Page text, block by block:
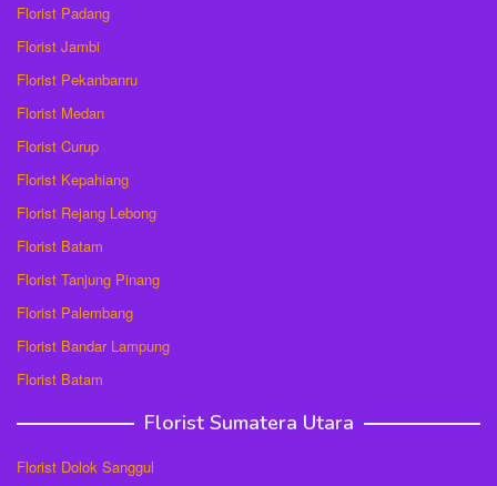
Florist Padang
Florist Jambi
Florist Pekanbanru
Florist Medan
Florist Curup
Florist Kepahiang
Florist Rejang Lebong
Florist Batam
Florist Tanjung Pinang
Florist Palembang
Florist Bandar Lampung
Florist Batam
Florist Sumatera Utara
Florist Dolok Sanggul